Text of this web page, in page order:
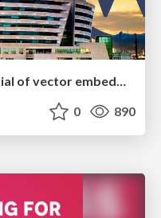
Unlocking the hidden potential of vector embeddings in international SEO
0 890